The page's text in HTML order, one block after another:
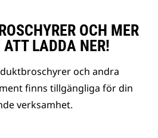
OCH MER
LADDA NER!
och andra
finns tillgängliga för din
verksamhet.